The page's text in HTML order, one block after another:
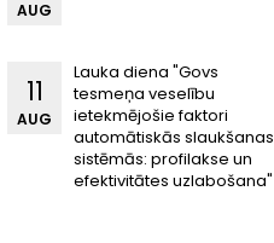
AUG
Lauka diena "Govs
tesmeņa veselību
ietekmējošie faktori
automātiskās slaukšanas
sistēmās: profilakse un
efektivitātes uzlabošana"
11
AUG